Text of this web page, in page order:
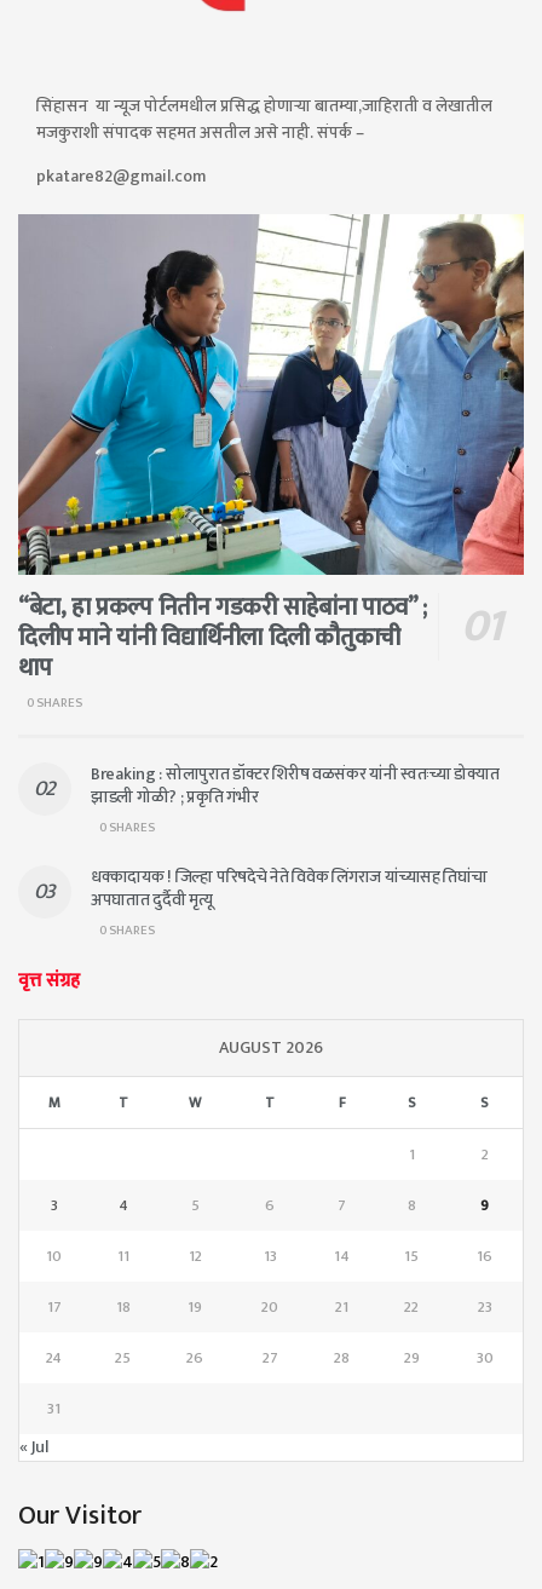
सिंहासन या न्यूज पोर्टलमधील प्रसिद्ध होणाऱ्या बातम्या,जाहिराती व लेखातील
मजकुराशी संपादक सहमत असतील असे नाही. संपर्क –
pkatare82@gmail.com
“बेटा, हा प्रकल्प नितीन गडकरी साहेबांना पाठव” ;
दिलीप माने यांनी विद्यार्थिनीला दिली कौतुकाची
थाप
0 SHARES
Breaking : सोलापुरात डॉक्टर शिरीष वळसंकर यांनी स्वतःच्या डोक्यात
झाडली गोळी? ; प्रकृति गंभीर
0 SHARES
धक्कादायक ! जिल्हा परिषदेचे नेते विवेक लिंगराज यांच्यासह तिघांचा
अपघातात दुर्दैवी मृत्यू
0 SHARES
वृत्त संग्रह
AUGUST 2026
M T W T F S S
1
2
3
4 5 6 7 8
9
10
11 12 13 14 15
16
17
18 19 20 21 22
23
24
25 26 27 28 29
30
31
« Jul
Our Visitor